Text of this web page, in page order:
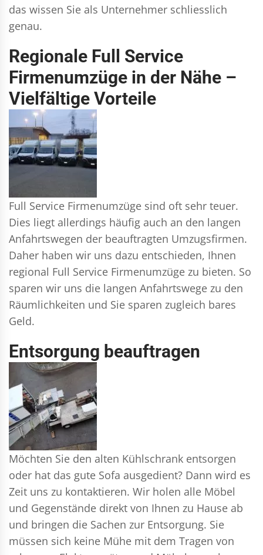
das wissen Sie als Unternehmer schliesslich
genau.
Regionale Full Service
Firmenumzüge in der Nähe –
Vielfältige Vorteile
Full Service Firmenumzüge sind oft sehr teuer.
Dies liegt allerdings häufig auch an den langen
Anfahrtswegen der beauftragten Umzugsfirmen.
Daher haben wir uns dazu entschieden, Ihnen
regional Full Service Firmenumzüge zu bieten. So
sparen wir uns die langen Anfahrtswege zu den
Räumlichkeiten und Sie sparen zugleich bares
Geld.
Entsorgung beauftragen
Möchten Sie den alten Kühlschrank entsorgen
oder hat das gute Sofa ausgedient? Dann wird es
Zeit uns zu kontaktieren. Wir holen alle Möbel
und Gegenstände direkt von Ihnen zu Hause ab
und bringen die Sachen zur Entsorgung. Sie
müssen sich keine Mühe mit dem Tragen von